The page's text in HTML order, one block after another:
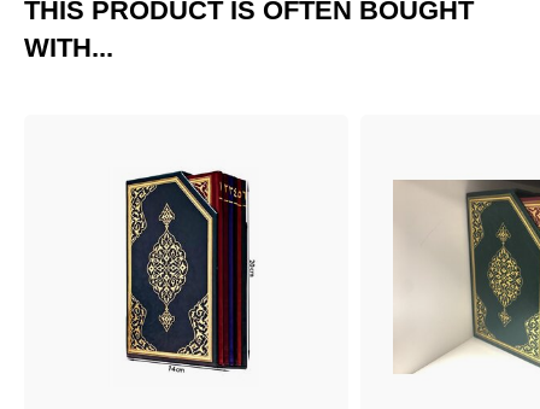
THIS PRODUCT IS OFTEN BOUGHT
WITH...